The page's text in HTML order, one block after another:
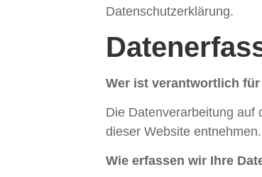
Datenschutzerklärung.
Wer ist verantwortlich
Die Datenverarbeitung auf
dieser Website entnehmen.
Wie erfassen wir Ihre